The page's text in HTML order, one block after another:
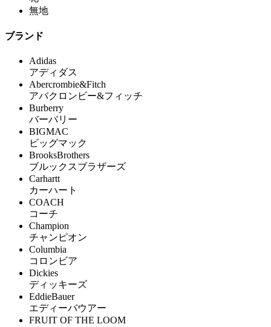
無地
ブランド
Adidas
アディダス
Abercrombie&Fitch
アバクロンビー&フィッチ
Burberry
バーバリー
BIGMAC
ビッグマック
BrooksBrothers
ブルックスブラザーズ
Carhartt
カーハート
COACH
コーチ
Champion
チャンピオン
Columbia
コロンビア
Dickies
ディッキーズ
EddieBauer
エディーバウアー
FRUIT OF THE LOOM